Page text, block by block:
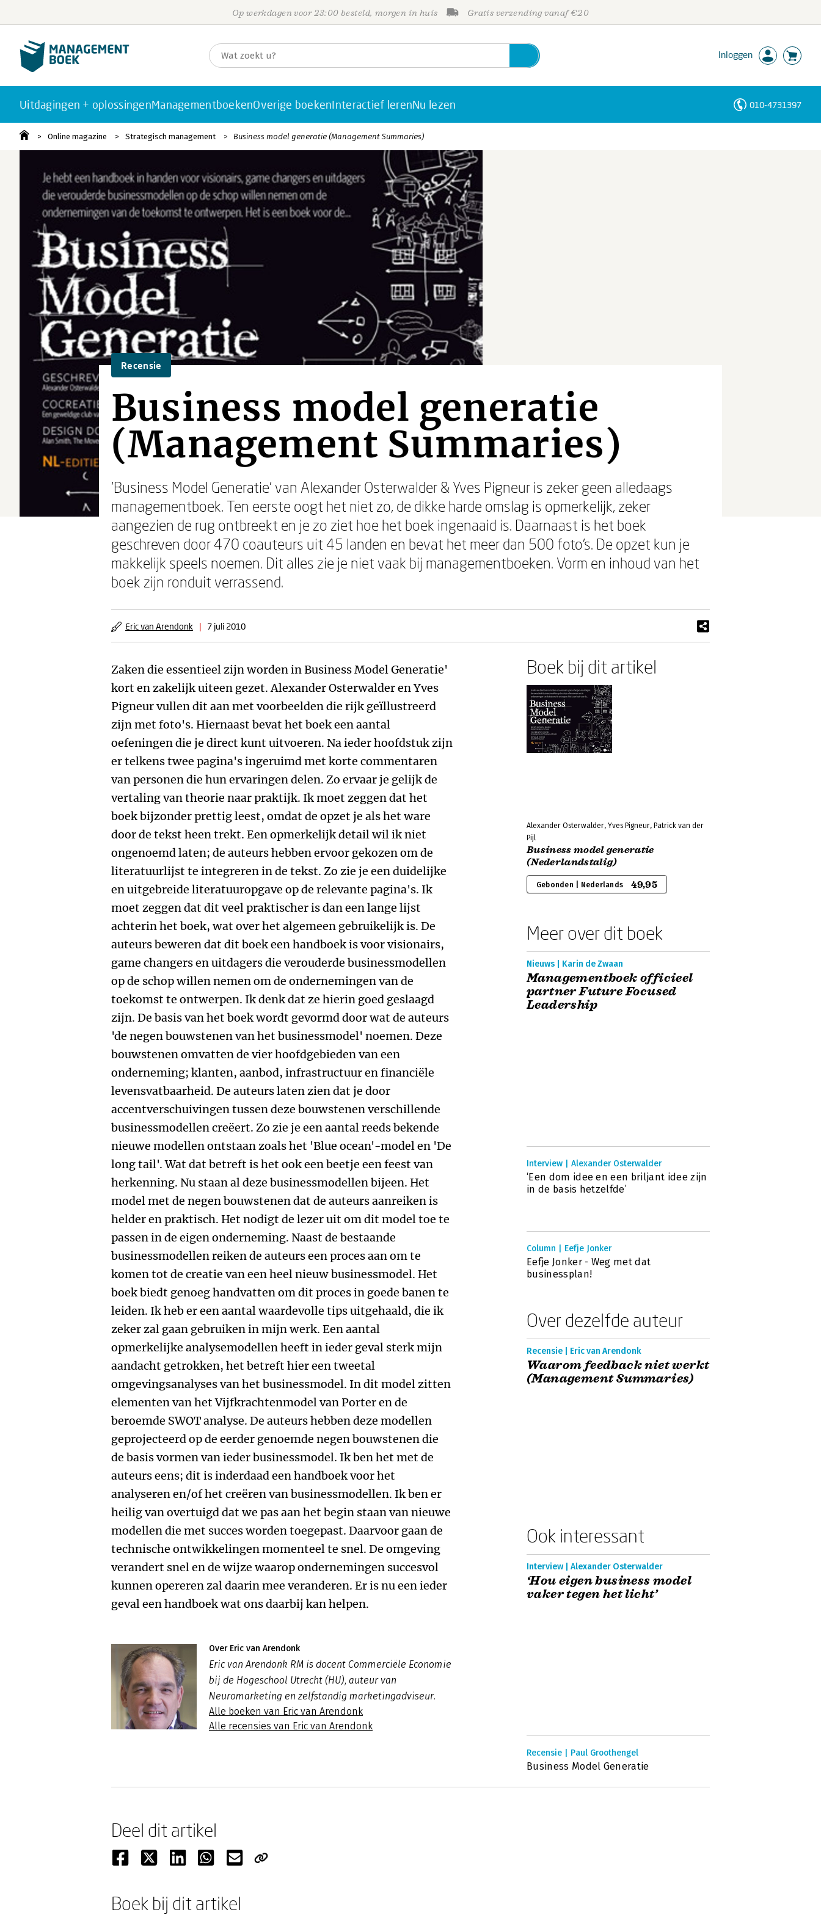
Op werkdagen voor 23:00 besteld, morgen in huis Gratis verzending vanaf €20
Inloggen
Uitdagingen + oplossingenManagementboekenOverige boekenInteractief lerenNu lezen 010-4731397
Online magazine Strategisch management Business model generatie (Management Summaries)
Recensie
Business model generatie
(Management Summaries)
'Business Model Generatie' van Alexander Osterwalder & Yves Pigneur is zeker geen alledaags
managementboek. Ten eerste oogt het niet zo, de dikke harde omslag is opmerkelijk, zeker
aangezien de rug ontbreekt en je zo ziet hoe het boek ingenaaid is. Daarnaast is het boek
geschreven door 470 coauteurs uit 45 landen en bevat het meer dan 500 foto's. De opzet kun je
makkelijk speels noemen. Dit alles zie je niet vaak bij managementboeken. Vorm en inhoud van het
boek zijn ronduit verrassend.
Eric van Arendonk | 7 juli 2010
Zaken die essentieel zijn worden in Business Model Generatie'
kort en zakelijk uiteen gezet. Alexander Osterwalder en Yves
Pigneur vullen dit aan met voorbeelden die rijk geïllustreerd
zijn met foto's. Hiernaast bevat het boek een aantal
oefeningen die je direct kunt uitvoeren. Na ieder hoofdstuk zijn
er telkens twee pagina's ingeruimd met korte commentaren
van personen die hun ervaringen delen. Zo ervaar je gelijk de
vertaling van theorie naar praktijk. Ik moet zeggen dat het
boek bijzonder prettig leest, omdat de opzet je als het ware
door de tekst heen trekt. Een opmerkelijk detail wil ik niet
ongenoemd laten; de auteurs hebben ervoor gekozen om de
literatuurlijst te integreren in de tekst. Zo zie je een duidelijke
en uitgebreide literatuuropgave op de relevante pagina's. Ik
moet zeggen dat dit veel praktischer is dan een lange lijst
achterin het boek, wat over het algemeen gebruikelijk is. De
auteurs beweren dat dit boek een handboek is voor visionairs,
game changers en uitdagers die verouderde businessmodellen
op de schop willen nemen om de ondernemingen van de
toekomst te ontwerpen. Ik denk dat ze hierin goed geslaagd
zijn. De basis van het boek wordt gevormd door wat de auteurs
'de negen bouwstenen van het businessmodel' noemen. Deze
bouwstenen omvatten de vier hoofdgebieden van een
onderneming; klanten, aanbod, infrastructuur en financiële
levensvatbaarheid. De auteurs laten zien dat je door
accentverschuivingen tussen deze bouwstenen verschillende
businessmodellen creëert. Zo zie je een aantal reeds bekende
nieuwe modellen ontstaan zoals het 'Blue ocean'-model en 'De
long tail'. Wat dat betreft is het ook een beetje een feest van
herkenning. Nu staan al deze businessmodellen bijeen. Het
model met de negen bouwstenen dat de auteurs aanreiken is
helder en praktisch. Het nodigt de lezer uit om dit model toe te
passen in de eigen onderneming. Naast de bestaande
businessmodellen reiken de auteurs een proces aan om te
komen tot de creatie van een heel nieuw businessmodel. Het
boek biedt genoeg handvatten om dit proces in goede banen te
leiden. Ik heb er een aantal waardevolle tips uitgehaald, die ik
zeker zal gaan gebruiken in mijn werk. Een aantal
opmerkelijke analysemodellen heeft in ieder geval sterk mijn
aandacht getrokken, het betreft hier een tweetal
omgevingsanalyses van het businessmodel. In dit model zitten
elementen van het Vijfkrachtenmodel van Porter en de
beroemde SWOT analyse. De auteurs hebben deze modellen
geprojecteerd op de eerder genoemde negen bouwstenen die
de basis vormen van ieder businessmodel. Ik ben het met de
auteurs eens; dit is inderdaad een handboek voor het
analyseren en/of het creëren van businessmodellen. Ik ben er
heilig van overtuigd dat we pas aan het begin staan van nieuwe
modellen die met succes worden toegepast. Daarvoor gaan de
technische ontwikkelingen momenteel te snel. De omgeving
verandert snel en de wijze waarop ondernemingen succesvol
kunnen opereren zal daarin mee veranderen. Er is nu een ieder
geval een handboek wat ons daarbij kan helpen.
Over Eric van Arendonk
Eric van Arendonk RM is docent Commerciële Economie
bij de Hogeschool Utrecht (HU), auteur van
Neuromarketing en zelfstandig marketingadviseur.
Alle boeken van Eric van Arendonk
Alle recensies van Eric van Arendonk
Boek bij dit artikel
Alexander Osterwalder, Yves Pigneur, Patrick van der
Pijl
Business model generatie
(Nederlandstalig)
Gebonden | Nederlands 49,95
Meer over dit boek
Nieuws | Karin de Zwaan
Managementboek officieel
partner Future Focused
Leadership
Interview | Alexander Osterwalder
‘Een dom idee en een briljant idee zijn
in de basis hetzelfde’
Column | Eefje Jonker
Eefje Jonker - Weg met dat
businessplan!
Over dezelfde auteur
Recensie | Eric van Arendonk
Waarom feedback niet werkt
(Management Summaries)
Ook interessant
Interview | Alexander Osterwalder
‘Hou eigen business model
vaker tegen het licht’
Recensie | Paul Groothengel
Business Model Generatie
Deel dit artikel
Boek bij dit artikel
Personen